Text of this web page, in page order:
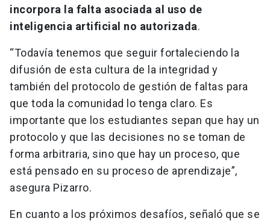
incorpora la falta asociada al uso de
inteligencia artificial no autorizada.
“Todavía tenemos que seguir fortaleciendo la
difusión de esta cultura de la integridad y
también del protocolo de gestión de faltas para
que toda la comunidad lo tenga claro. Es
importante que los estudiantes sepan que hay un
protocolo y que las decisiones no se toman de
forma arbitraria, sino que hay un proceso, que
está pensado en su proceso de aprendizaje”,
asegura Pizarro.
En cuanto a los próximos desafíos, señaló que se